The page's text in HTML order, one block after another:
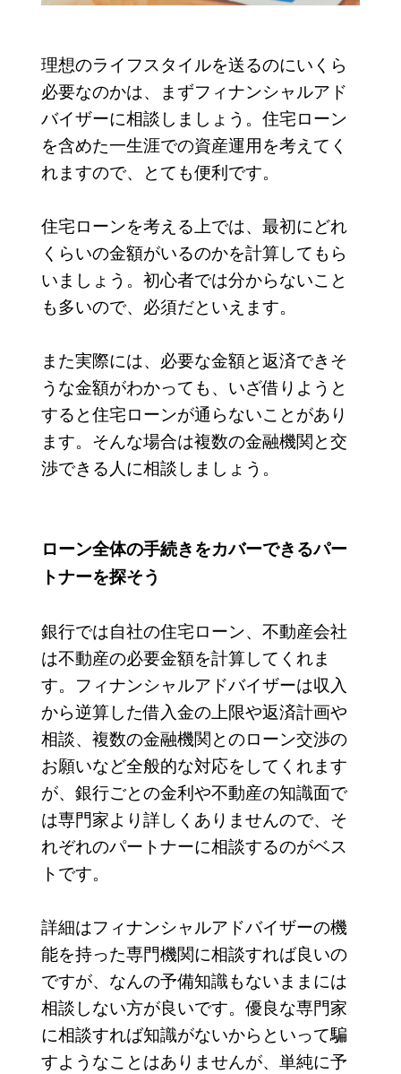
理想のライフスタイルを送るのにいくら
必要なのかは、まずフィナンシャルアド
バイザーに相談しましょう。住宅ローン
を含めた一生涯での資産運用を考えてく
れますので、とても便利です。
住宅ローンを考える上では、最初にどれ
くらいの金額がいるのかを計算してもら
いましょう。初心者では分からないこと
も多いので、必須だといえます。
また実際には、必要な金額と返済できそ
うな金額がわかっても、いざ借りようと
すると住宅ローンが通らないことがあり
ます。そんな場合は複数の金融機関と交
渉できる人に相談しましょう。
ローン全体の手続きをカバーできるパー
トナーを探そう
銀行では自社の住宅ローン、不動産会社
は不動産の必要金額を計算してくれま
す。フィナンシャルアドバイザーは収入
から逆算した借入金の上限や返済計画や
相談、複数の金融機関とのローン交渉の
お願いなど全般的な対応をしてくれます
が、銀行ごとの金利や不動産の知識面で
は専門家より詳しくありませんので、そ
れぞれのパートナーに相談するのがベス
トです。
詳細はフィナンシャルアドバイザーの機
能を持った専門機関に相談すれば良いの
ですが、なんの予備知識もないままには
相談しない方が良いです。優良な専門家
に相談すれば知識がないからといって騙
すようなことはありませんが、単純に予